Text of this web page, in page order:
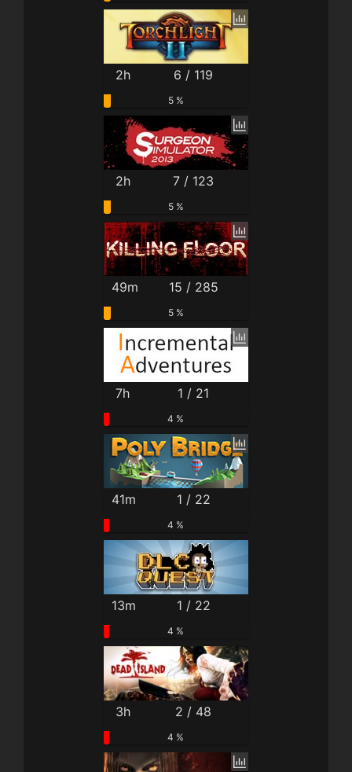
2h 6 / 119
5 %
2h 7 / 123
5 %
49m 15 / 285
5 %
7h 1 / 21
4 %
41m 1 / 22
4 %
13m 1 / 22
4 %
3h 2 / 48
4 %